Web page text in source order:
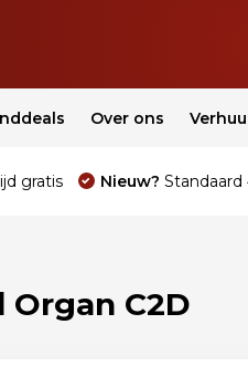
Over ons
gratis Nieuw? Standaard
C2D